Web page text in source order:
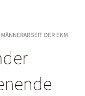
MÄNNERARBEIT DER EKM